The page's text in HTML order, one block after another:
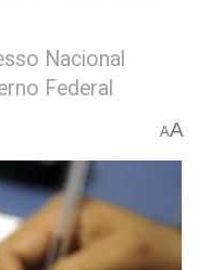
Nacional
Federal
AA